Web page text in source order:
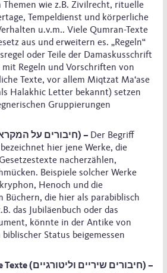
wie z.B. Zivilrecht, rituelle
Tempeldienst und körperliche
u.v.m.. Viele Qumran-Texte
aus und erweitern es. „Regeln“
oder Teile der Damaskusschrift
mit Regeln und Vorschriften von
Texte, vor allem Miqtzat Ma‘ase
Halakhic Letter bekannt) setzen
Gruppierungen
Parabiblische Texte (חיבורים על המקרא) – Der Begriff
hier jene Werke, die
nacherzählen,
Beispiele solcher Werke
Henoch und die
Büchern, die hier als parabiblisch
das Jubiläenbuch oder das
könnte in der Antike von
Status beigemessen
Poetische/Liturgische Texte (חיבורים שיריים וליטורגיים) –